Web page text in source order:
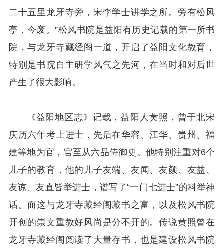
二十五里龙牙寺旁，宋李学士讲学之所。旁有松风
亭，今废。”松风书院是益阳有历史记载的第一所书
院，与龙牙寺藏经阁一道，开启了益阳文化教育，
特别是书院自主研学风气之先河，在当时和对后世
产生了很大影响。
《益阳地区志》记载，益阳人黄照，曾于北宋
庆历六年考上进士，先后在华容、江华、贵州、福
建等地为官，官至从六品侍御史。他特别注重对6个
儿子的教育，他的儿子友端、友闻、友颜、友益、
友谅、友直皆举进士，谱写了“一门七进士”的科举神
话。而这与龙牙寺藏经阁藏书之富，以及松风书院
开创的崇文重教好风尚是分不开的。传说黄照曾在
龙牙寺藏经阁阅读了大量存书，也是建设松风书院